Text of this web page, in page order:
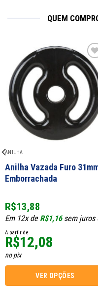
QUEM
Add
ANILHA
Anilha Vazada Furo
Emborrachada
R$13,88
Em 12x de R$1,16sem juros
A partir de
R$12,08
no pix
VER OPÇÕES